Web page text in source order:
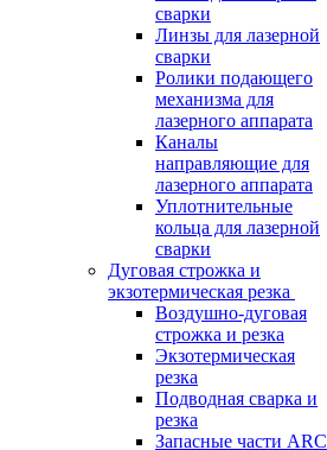
сварки
Линзы для лазерной
сварки
Ролики подающего
механизма для
лазерного аппарата
Каналы
направляющие для
лазерного аппарата
Уплотнительные
кольца для лазерной
сварки
Дуговая строжка и
экзотермическая резка
Воздушно-дуговая
строжка и резка
Экзотермическая
резка
Подводная сварка и
резка
Запасные части ARC